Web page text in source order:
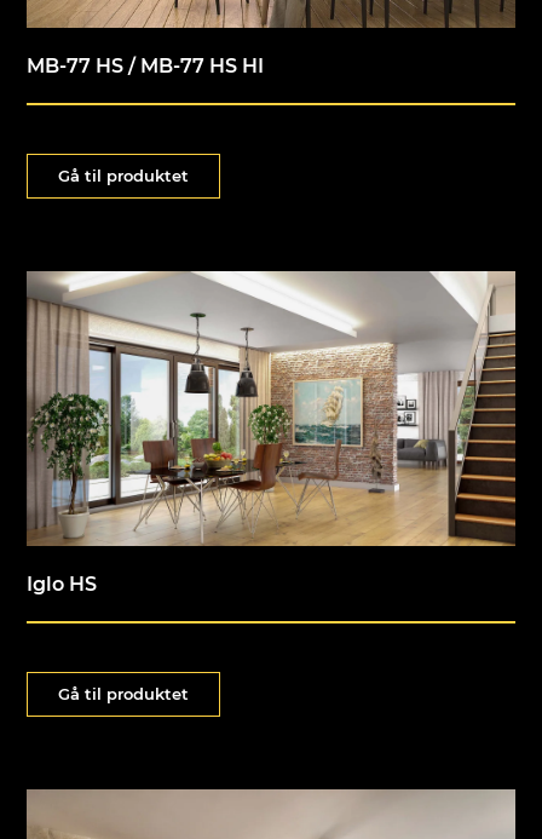
MB-77 HS / MB-77 HS HI
Gå til produktet
Iglo HS
Gå til produktet